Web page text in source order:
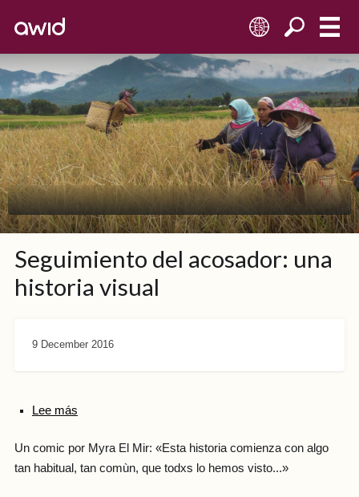
ES
Seguimiento del acosador: una
historia visual
9 December 2016
Lee más
Un comic por Myra El Mir: «Esta historia comienza con algo
tan habitual, tan comùn, que todxs lo hemos visto...»